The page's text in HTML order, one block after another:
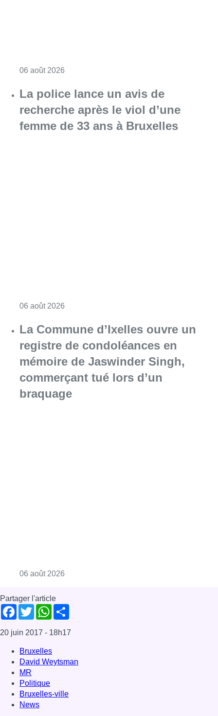
06 août 2026
La police lance un avis de
recherche après le viol d’une
femme de 33 ans à Bruxelles
06 août 2026
La Commune d’Ixelles ouvre un
registre de condoléances en
mémoire de Jaswinder Singh,
commerçant tué lors d’un
braquage
06 août 2026
Partager l'article
Facebook
TwitterWhatsApp
20 juin 2017 - 18h17
Bruxelles
David Weytsman
MR
Politique
Bruxelles-ville
News